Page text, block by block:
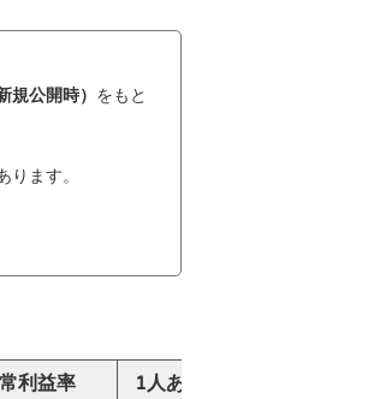
公開時） をもと
ます。
利益率 1人あたり売上高